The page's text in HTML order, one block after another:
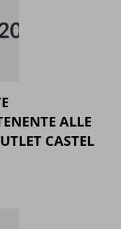
ALLE
CASTEL